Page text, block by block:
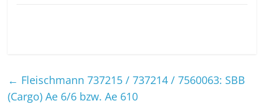
← Fleischmann 737215 / 737214 / 7560063: SBB
(Cargo) Ae 6/6 bzw. Ae 610